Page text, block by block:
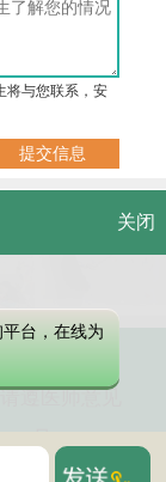
将与您联系，安
放大道479号
风医院
遵医师意见
关闭
台，在线为